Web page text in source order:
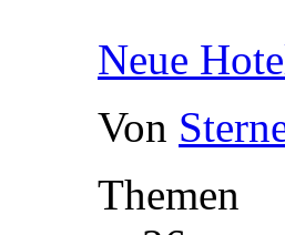
Neue
Von
Themen